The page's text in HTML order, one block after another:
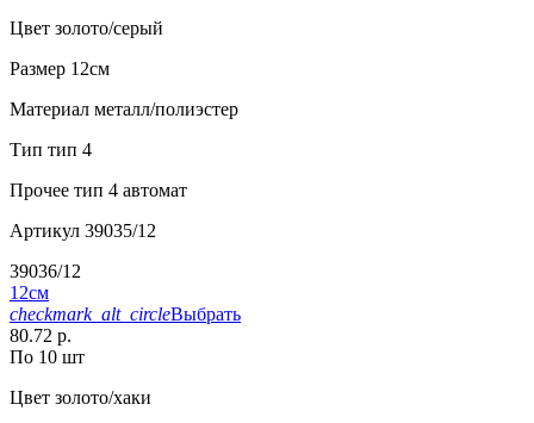
Цвет золото/серый
Размер 12см
Материал металл/полиэстер
Тип тип 4
Прочее тип 4 автомат
Артикул 39035/12
39036/12
12см
checkmark_alt_circleВыбрать
80.72 р.
По 10 шт
Цвет золото/хаки